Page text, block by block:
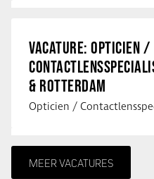
VACATURE: OPTICIEN /
& ROTTERDAM
MEER VACATURES